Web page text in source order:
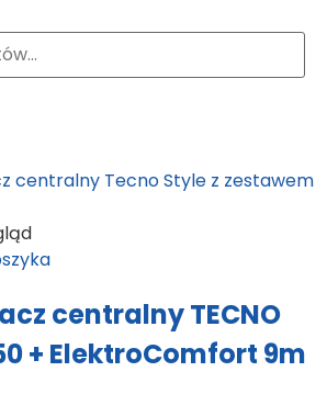
centralny TECNO
+ ElektroComfort 9m